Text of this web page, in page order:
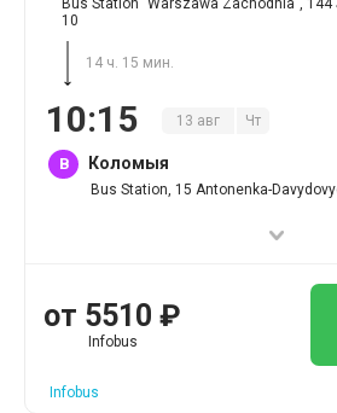
Bus Station "Warszawa Zachodnia",
10
14 ч. 15 мин.
10:15 13 авг Чт
B Коломыя
Bus Station, 15 Antonenka-
от 5510 ₽
Infobus
Infobus